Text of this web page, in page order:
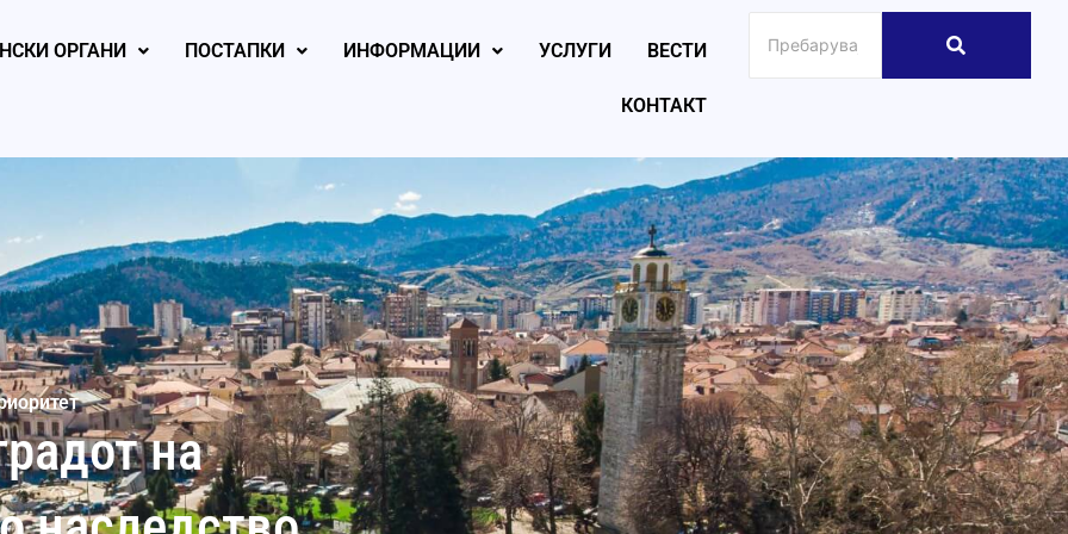
ОРГАНИ ПОСТАПКИ ИНФОРМАЦИИ УСЛУГИ ВЕСТИ
КОНТАКТ
на